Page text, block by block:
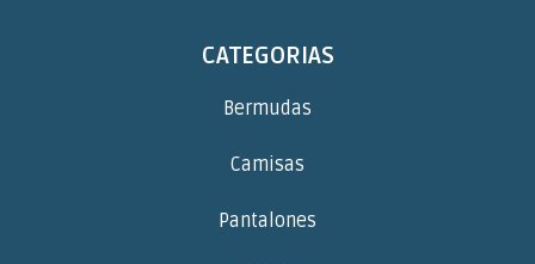
CATEGORIAS
Bermudas
Camisas
Pantalones